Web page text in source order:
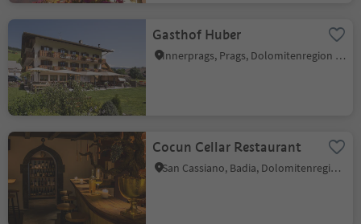
Gasthof Huber
Innerprags, Prags, Dolomitenregion 3 Zinnen
Cocun Cellar Restaurant
San Cassiano, Badia, Dolomitenregion Alta Badia